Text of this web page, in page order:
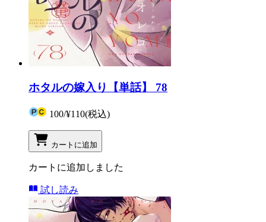
ホタルの嫁入り【単話】 78
100/¥110(税込)
カートに追加
カートに追加しました
試し読み